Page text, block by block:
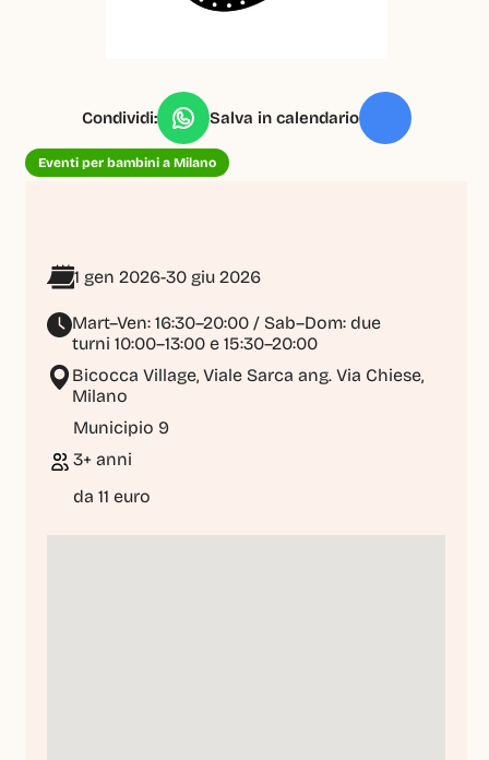
Condividi: Salva in calendario
Eventi per bambini a Milano
1 gen 2026-30 giu 2026
Mart–Ven: 16:30–20:00 / Sab–Dom: due
turni 10:00–13:00 e 15:30–20:00
Bicocca Village, Viale Sarca ang. Via Chiese,
Milano
Municipio 9
3+ anni
da 11 euro